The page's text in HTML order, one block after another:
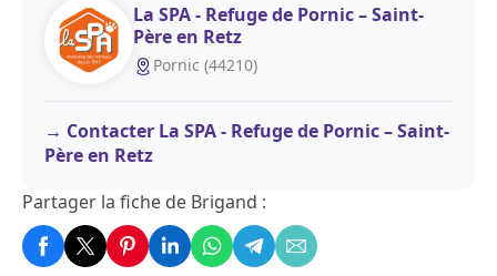
La SPA - Refuge de Pornic – Saint-
Père en Retz
Pornic (44210)
Contacter La SPA - Refuge de Pornic – Saint-
Père en Retz
Partager la fiche de Brigand :